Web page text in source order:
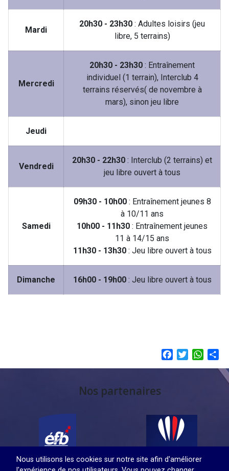
Mardi
20h30 - 23h30 : Adultes loisirs (jeu
libre, 5 terrains)
Mercredi
20h30 - 23h30 : Entraînement
individuel (1 terrain), Interclub 4
terrains réservés( de novembre à
mars), sinon jeu libre
Jeudi
Vendredi
20h30 - 22h30 : Interclub (2 terrains) et
jeu libre ouvert à tous
Samedi
09h30 - 10h00: Entraînement jeunes 8
à 10/11 ans
10h00 - 11h30 : Entraînement jeunes
11 à 14/15 ans
11h30 - 13h30: Jeu libre ouvert à tous
Dimanche 16h00 - 19h00: Jeu libre ouvert à tous
FacebookTwitter
Nos partenaires
Nous utilisons les cookies sur notre site afin d'améliorer